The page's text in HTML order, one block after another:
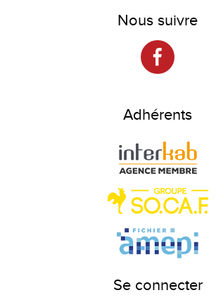
Nous suivre
Adhérents
Se connecter